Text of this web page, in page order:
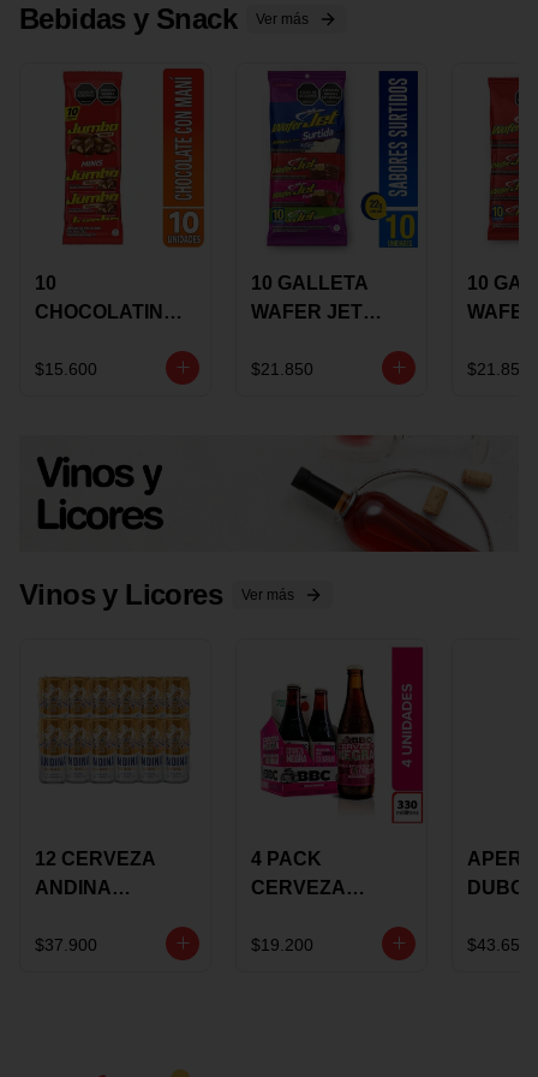
Bebidas y Snack Ver más
10
CHOCOLATINA
17 GRS
$15.600
10 GALLETA
WAFER JET
GRS
$21.850
10
GRS
$21.850
Vinos y Licores Ver más
12 CERVEZA
ANDINA
LATON
$37.900
4 PACK
CERVEZA
ROSE BBC
$19.200
VINO
$43.650